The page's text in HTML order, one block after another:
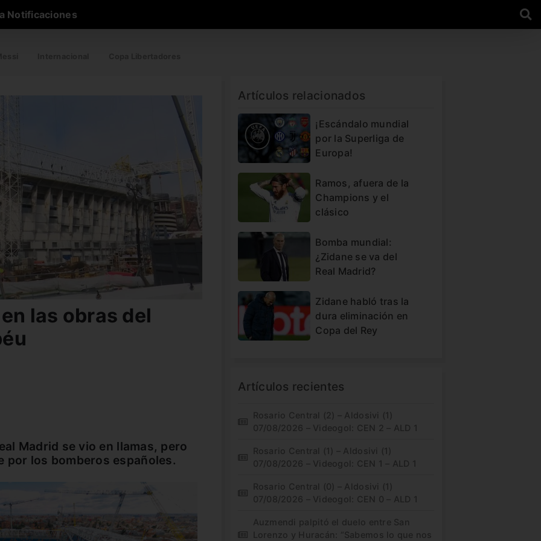
Notificaciones
las obras del
Madrid se vio en llamas, pero
por los bomberos españoles.
Artículos relacionados
¡Escándalo mundial
por la Superliga de
Europa!
Ramos, afuera de la
Champions y el
clásico
Bomba mundial:
¿Zidane se va del
Real Madrid?
Zidane habló tras la
dura eliminación en
Copa del Rey
Artículos recientes
Rosario Central (2) – Aldosivi (1)
07/08/2026 – Videogol: CEN 2 – ALD 1
Rosario Central (1) – Aldosivi (1)
07/08/2026 – Videogol: CEN 1 – ALD 1
Rosario Central (0) – Aldosivi (1)
07/08/2026 – Videogol: CEN 0 – ALD 1
Auzmendi palpitó el duelo entre San
Lorenzo y Huracán: “Sabemos lo que nos